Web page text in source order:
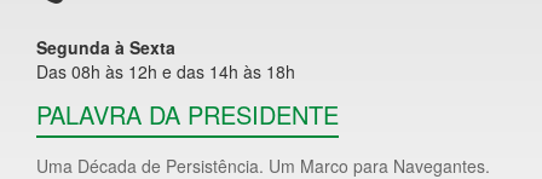
Segunda à Sexta
Das 08h às 12h e das 14h às 18h
PALAVRA DA PRESIDENTE
Uma Década de Persistência. Um Marco para Navegantes.